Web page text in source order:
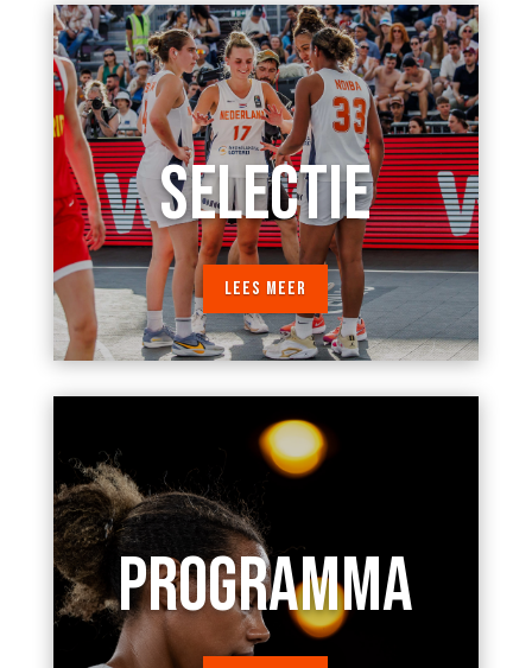
SELECTIE
LEES MEER
PROGRAMMA